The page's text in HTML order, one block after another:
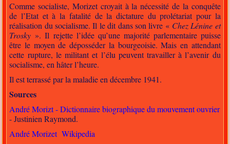
Comme socialiste, Morizet croyait à la nécessité de la conquête
de l’Etat et à la fatalité de la dictature du prolétariat pour la
réalisation du socialisme. Il le dit dans son livre « Chez Lénine et
Trosky». Il rejette l’idée qu’une majorité parlementaire puisse
être le moyen de déposséder la bourgeoisie. Mais en attendant
cette rupture, le militant et l’élu peuvent travailler à l’avenir du
socialisme, en hâter l’heure.
Il est terrassé par la maladie en décembre 1941.
Sources
André Morizt - Dictionnaire biographique du mouvement ouvrier
- Justinien Raymond.
André Morizet Wikipedia